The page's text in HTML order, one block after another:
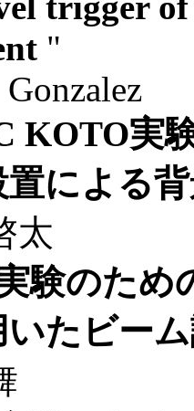
"
KOTO実
置による
太
験のため
いたビー